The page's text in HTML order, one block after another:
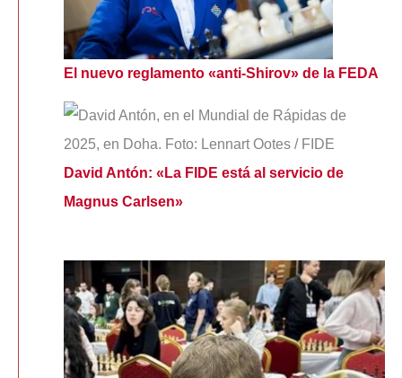
El nuevo reglamento «anti-Shirov» de la FEDA
David Antón: «La FIDE está al servicio de
Magnus Carlsen»